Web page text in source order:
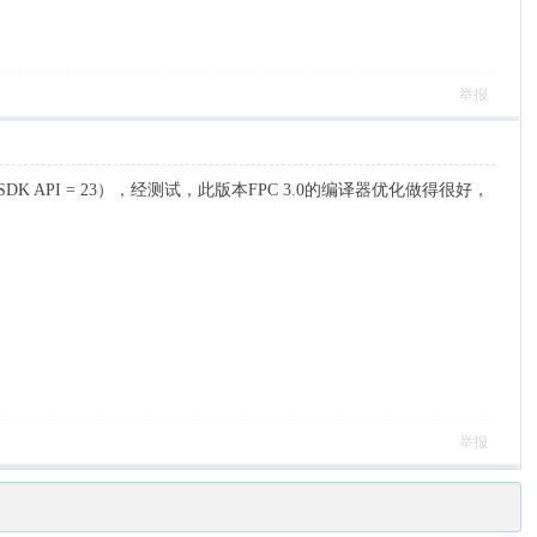
举报
API = 23），经测试，此版本FPC 3.0的编译器优化做得很好，
举报